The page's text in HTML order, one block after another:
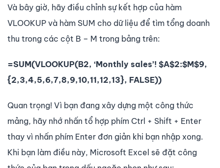
Và bây giờ, hãy điều chỉnh sự kết hợp của hàm
VLOOKUP và hàm SUM cho dữ liệu để tìm tổng doanh
thu trong các cột B – M trong bảng trên:
=SUM(VLOOKUP(B2, ‘Monthly sales’! $A$2:$M$9,
{2,3,4,5,6,7,8,9,10,11,12,13}, FALSE))
Quan trọng! Vì bạn đang xây dựng một công thức
mảng, hãy nhớ nhấn tổ hợp phím Ctrl + Shift + Enter
thay vì nhấn phím Enter đơn giản khi bạn nhập xong.
Khi bạn làm điều này, Microsoft Excel sẽ đặt công